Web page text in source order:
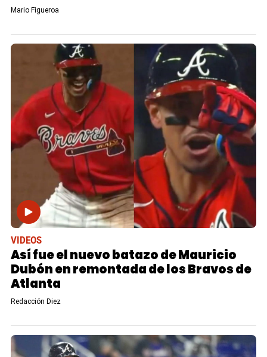
Mario Figueroa
VIDEOS
Así fue el nuevo batazo de Mauricio
Dubón en remontada de los Bravos de
Atlanta
Redacción Diez